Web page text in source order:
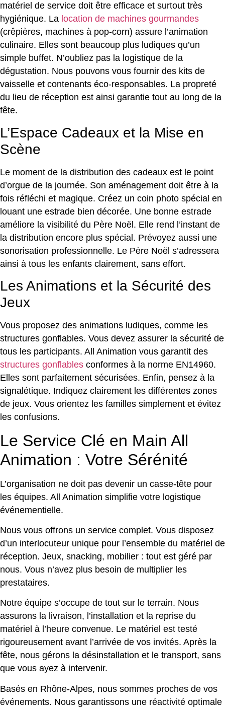
matériel de service doit être efficace et surtout très
hygiénique. La location de machines gourmandes
(crêpières, machines à pop-corn) assure l’animation
culinaire. Elles sont beaucoup plus ludiques qu’un
simple buffet. N’oubliez pas la logistique de la
dégustation. Nous pouvons vous fournir des kits de
vaisselle et contenants éco-responsables. La propreté
du lieu de réception est ainsi garantie tout au long de la
fête.
L’Espace Cadeaux et la Mise en
Scène
Le moment de la distribution des cadeaux est le point
d’orgue de la journée. Son aménagement doit être à la
fois réfléchi et magique. Créez un coin photo spécial en
louant une estrade bien décorée. Une bonne estrade
améliore la visibilité du Père Noël. Elle rend l’instant de
la distribution encore plus spécial. Prévoyez aussi une
sonorisation professionnelle. Le Père Noël s’adressera
ainsi à tous les enfants clairement, sans effort.
Les Animations et la Sécurité des
Jeux
Vous proposez des animations ludiques, comme les
structures gonflables. Vous devez assurer la sécurité de
tous les participants. All Animation vous garantit des
structures gonflables conformes à la norme EN14960.
Elles sont parfaitement sécurisées. Enfin, pensez à la
signalétique. Indiquez clairement les différentes zones
de jeux. Vous orientez les familles simplement et évitez
les confusions.
Le Service Clé en Main All
Animation : Votre Sérénité
L’organisation ne doit pas devenir un casse-tête pour
les équipes. All Animation simplifie votre logistique
événementielle.
Nous vous offrons un service complet. Vous disposez
d’un interlocuteur unique pour l’ensemble du matériel de
réception. Jeux, snacking, mobilier : tout est géré par
nous. Vous n’avez plus besoin de multiplier les
prestataires.
Notre équipe s’occupe de tout sur le terrain. Nous
assurons la livraison, l’installation et la reprise du
matériel à l’heure convenue. Le matériel est testé
rigoureusement avant l’arrivée de vos invités. Après la
fête, nous gérons la désinstallation et le transport, sans
que vous ayez à intervenir.
Basés en Rhône-Alpes, nous sommes proches de vos
événements. Nous garantissons une réactivité optimale